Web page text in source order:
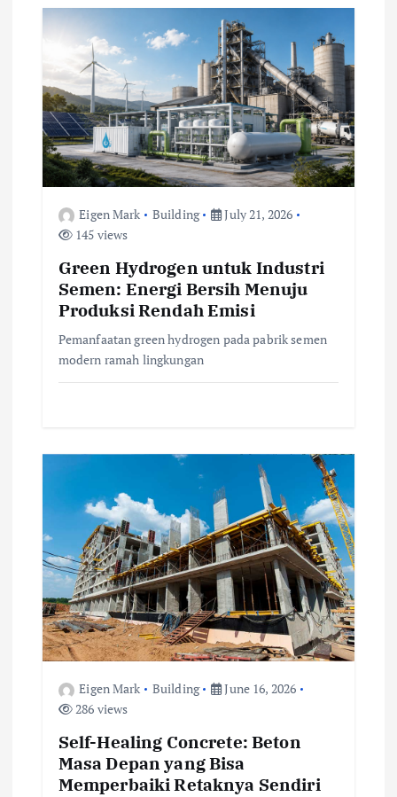
v
g
a
t
Eigen Mark Building
July 21, 2026
145 views
Green Hydrogen untuk Industri
Semen: Energi Bersih Menuju
Produksi Rendah Emisi
Pemanfaatan green hydrogen pada pabrik semen
modern ramah lingkungan
Eigen Mark Building
June 16, 2026
286 views
Self-Healing Concrete: Beton
Masa Depan yang Bisa
Memperbaiki Retaknya Sendiri